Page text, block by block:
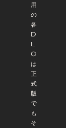
用
の
各
D
L
C
は
正
式
版
で
も
そ